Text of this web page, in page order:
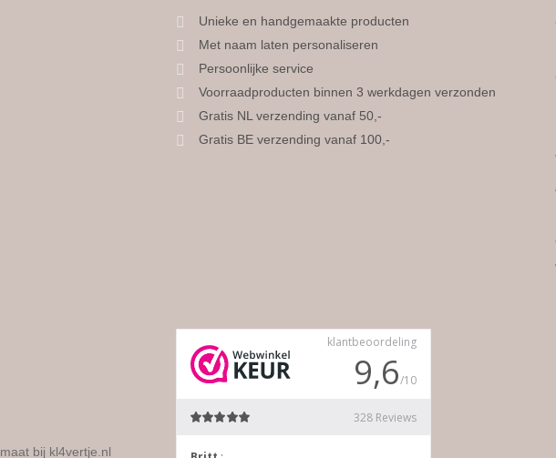
Unieke en handgemaakte producten
Met naam laten personaliseren
Persoonlijke service
Voorraadproducten binnen 3 werkdagen verzonden
Gratis NL verzending vanaf 50,-
Gratis BE verzending vanaf 100,-
bij kl4vertje.nl